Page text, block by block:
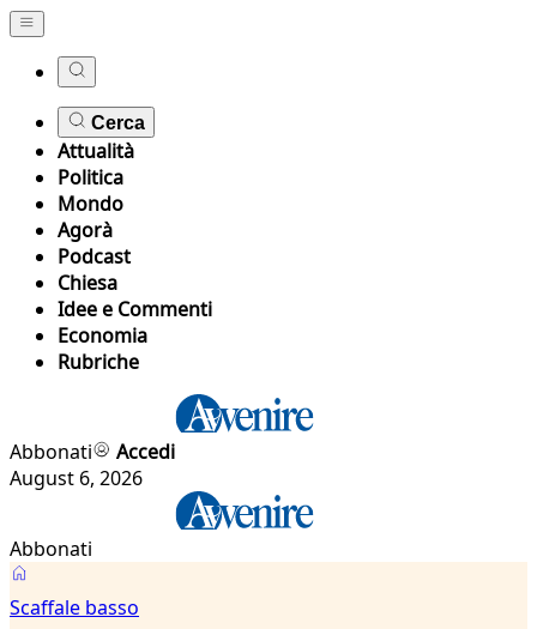
Cerca
Attualità
Politica
Mondo
Agorà
Podcast
Chiesa
Idee e Commenti
Economia
Rubriche
Abbonati
Accedi
August 6, 2026
Abbonati
Scaffale basso